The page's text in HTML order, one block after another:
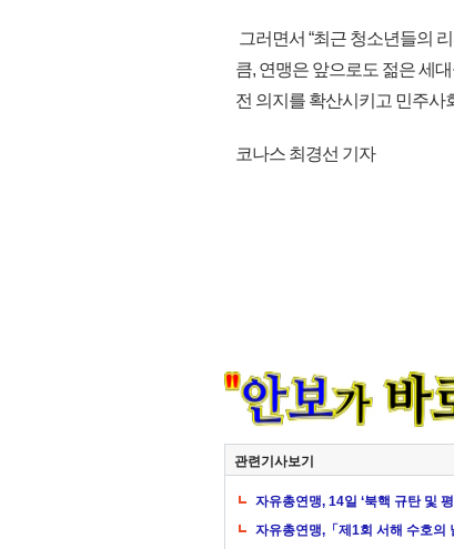
그러면서 “최근 청소년들의
큼, 연맹은 앞으로도 젊은 세
전 의지를 확산시키고 민주사
코나스 최경선 기자
관련기사보기
자유총연맹, 14일 ‘북핵 규탄 및
자유총연맹,「제1회 서해 수호의